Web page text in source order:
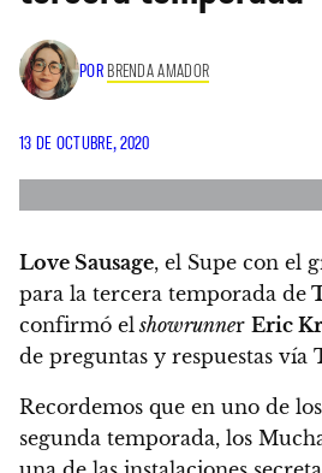
POR BRENDA AMADOR
13 DE OCTUBRE, 2020
Love Sausage, el Supe con el
para la tercera temporada de
confirmó el showrunner Eric
de preguntas y respuestas vía
Recordemos que en uno de
segunda temporada, los